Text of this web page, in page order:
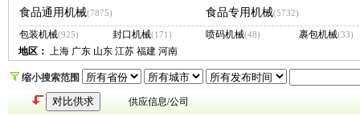
食品通用机械(7875) 食品专用机械(5732)
包装机械(925) 封口机械(171) 喷码机械(48) 裹包机械(33)
地区： 上海 广东 山东 江苏 福建 河南
缩小搜索范围
供应信息/公司